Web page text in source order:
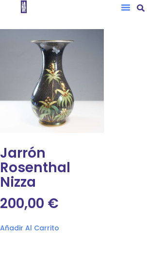
Jarrón
Rosenthal
Nizza
200,00 €
Añadir Al Carrito